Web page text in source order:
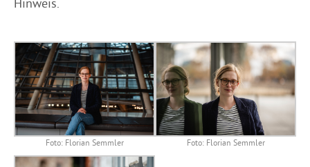
Hinweis.
Foto: Florian Semmler Foto: Florian Semmler